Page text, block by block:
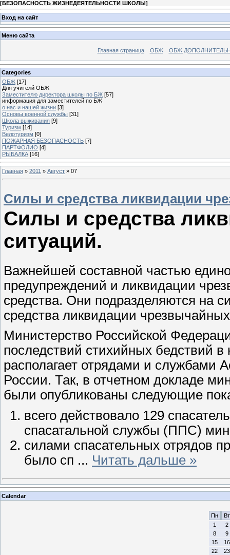
[БЕЗОПАСНОСТЬ ЖИЗНЕДЕЯТЕЛЬНОСТИ ШКОЛЫ]
Вход на сайт
Меню сайта
Главная страница ОБЖ ОБЖ
Categories
ОБЖ [17]
Для учителй ОБЖ
Заместителю директора школы по БЖ [57]
информация для заместителей по БЖ
о нас и нашей жизни [3]
Основы военной службы [31]
Школа выживания [9]
Туризм [14]
Велотуризм [0]
ПОЖАРНАЯ БЕЗОПАСНОСТЬ [7]
ПАРТФОЛИО [4]
РЫБАЛКА [16]
Главная » 2011 » Август » 07
Силы и средства ликвидации
Силы и средства
ситуаций.
Важнейшей составной частью
предупреждений и ликвидации
средства. Они подразделяются на
средства ликвидации
Министерство Российской
последствий стихийных бедствий
располагает отрядами и службами
России. Так, в отчетном докладе
были опубликованы следующие
всего действовало 129
спасатальной службы (ППС)
силами спасательных отрядов
было сп ... Читать дальше »
Calendar
Пн
Вт
1
2
8
9
15
16
22
23